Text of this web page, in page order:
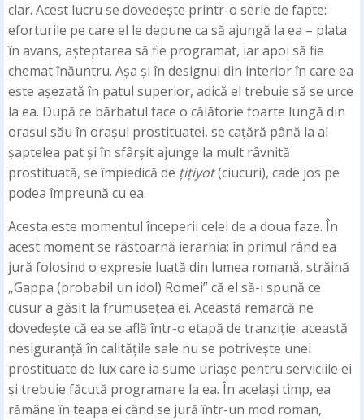
clar. Acest lucru se dovedește printr-o serie de fapte:
eforturile pe care el le depune ca să ajungă la ea – plata
în avans, așteptarea să fie programat, iar apoi să fie
chemat înăuntru. Așa și în designul din interior în care ea
este așezată în patul superior, adică el trebuie să se urce
la ea. După ce bărbatul face o călătorie foarte lungă din
orașul său în orașul prostituatei, se cațără până la al
șaptelea pat și în sfârșit ajunge la mult râvnită
prostituată, se împiedică de țițiyot(ciucuri), cade jos pe
podea împreună cu ea.
Acesta este momentul începerii celei de a doua faze. În
acest moment se răstoarnă ierarhia; în primul rând ea
jură folosind o expresie luată din lumea romană, străină
„Gappa (probabil un idol) Romei” că el să-i spună ce
cusur a găsit la frumusețea ei. Această remarcă ne
dovedește că ea se află într-o etapă de tranziție: această
nesiguranță în calitățile sale nu se potrivește unei
prostituate de lux care ia sume uriașe pentru serviciile ei
și trebuie făcută programare la ea. În același timp, ea
rămâne în teapa ei când se jură într-un mod roman,